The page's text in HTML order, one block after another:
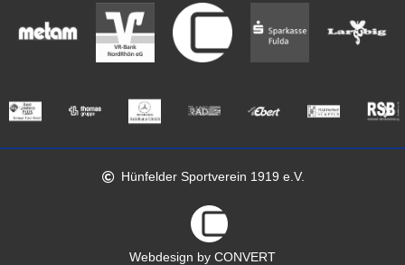
Hünfelder Sportverein 1919 e.V.
Webdesign by CONVERT